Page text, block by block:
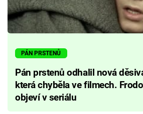
PÁN PRSTENŮ
Pán prstenů odhalil nová
která chyběla ve filmech.
objeví v seriálu